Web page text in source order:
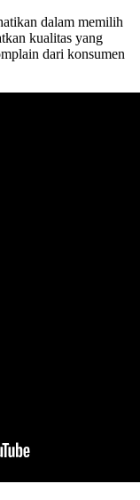
dalam memilih
kualitas yang
dari konsumen